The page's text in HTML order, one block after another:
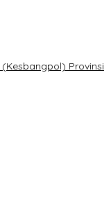
Provinsi